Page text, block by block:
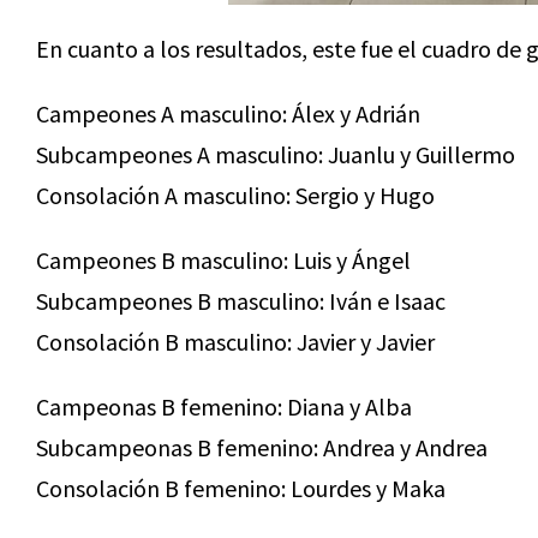
En cuanto a los resultados, este fue el cuadro de
Campeones A masculino: Álex y Adrián
Subcampeones A masculino: Juanlu y Guillermo
Consolación A masculino: Sergio y Hugo
Campeones B masculino: Luis y Ángel
Subcampeones B masculino: Iván e Isaac
Consolación B masculino: Javier y Javier
Campeonas B femenino: Diana y Alba
Subcampeonas B femenino: Andrea y Andrea
Consolación B femenino: Lourdes y Maka